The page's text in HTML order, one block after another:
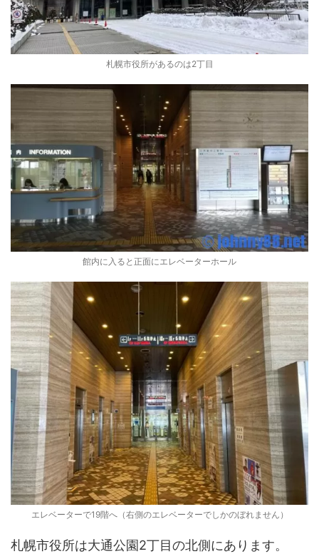
札幌市役所があるのは2丁目
館内に入ると正面にエレベーターホール
エレベーターで19階へ（右側のエレベーターでしかのぼれません）
札幌市役所は大通公園2丁目の北側にあります。